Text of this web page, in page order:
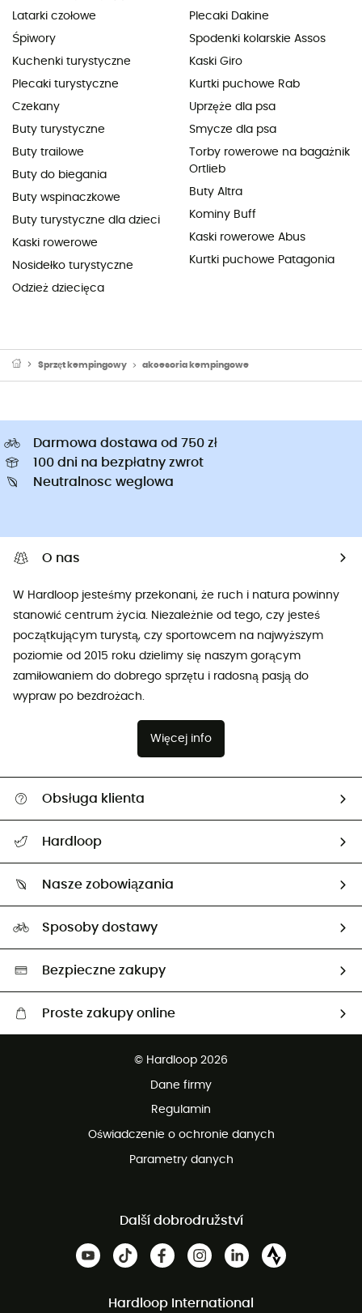
Latarki czołowe
Śpiwory
Kuchenki turystyczne
Plecaki turystyczne
Czekany
Buty turystyczne
Buty trailowe
Buty do biegania
Buty wspinaczkowe
Buty turystyczne dla dzieci
Kaski rowerowe
Nosidełko turystyczne
Odzież dziecięca
Plecaki Dakine
Spodenki kolarskie Assos
Kaski Giro
Kurtki puchowe Rab
Uprzęże dla psa
Smycze dla psa
Torby rowerowe na bagażnik
Ortlieb
Buty Altra
Kominy Buff
Kaski rowerowe Abus
Kurtki puchowe Patagonia
Sprzęt kempingowy akcesoria kempingowe
Darmowa dostawa od 750 zł
100 dni na bezpłatny zwrot
Neutralnosc weglowa
O nas
W Hardloop jesteśmy przekonani, że ruch i natura powinny
stanowić centrum życia. Niezależnie od tego, czy jesteś
początkującym turystą, czy sportowcem na najwyższym
poziomie od 2015 roku dzielimy się naszym gorącym
zamiłowaniem do dobrego sprzętu i radosną pasją do
wypraw po bezdrożach.
Więcej info
Obsługa klienta
Zwrot artykułów i zwrot środków
Hardloop
Ambasadorzy
Nasze zobowiązania
Wybrane produkty eko
Sposoby dostawy
Bezpieczne zakupy
Proste zakupy online
© Hardloop 2026
Dane firmy
Regulamin
Oświadczenie o ochronie danych
Parametry danych
Další dobrodružství
Hardloop International